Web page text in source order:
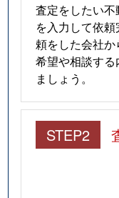
査定をしたい
を入力して依
頼をした会社か
希望や相談する
ましょう。
STEP2